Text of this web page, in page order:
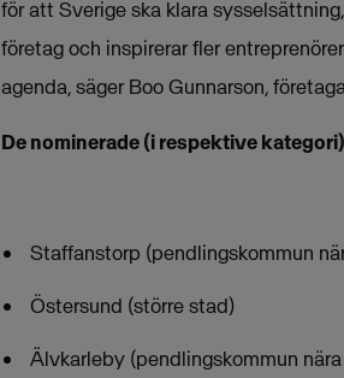
för att Sverige ska klara
företag och inspirerar fler
agenda, säger Boo Gunnarson,
De nominerade (i respektive
Staffanstorp (pendlingskommun
Östersund (större stad)
Älvkarleby (pendlingskommun